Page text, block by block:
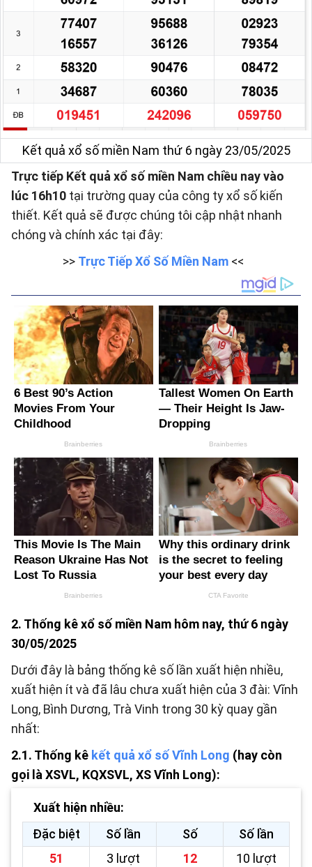
Kết quả xổ số miền Nam thứ 6 ngày 23/05/2025
Trực tiếp Kết quả xổ số miền Nam chiều nay vào
lúc 16h10 tại trường quay của công ty xổ số kiến
thiết. Kết quả sẽ được chúng tôi cập nhật nhanh
chóng và chính xác tại đây:
>> Trực Tiếp Xổ Số Miền Nam <<
2. Thống kê xổ số miền Nam hôm nay, thứ 6 ngày
30/05/2025
Dưới đây là bảng thống kê số lần xuất hiện nhiều,
xuất hiện ít và đã lâu chưa xuất hiện của 3 đài: Vĩnh
Long, Bình Dương, Trà Vinh trong 30 kỳ quay gần
nhất:
2.1. Thống kê kết quả xổ số Vĩnh Long (hay còn
gọi là XSVL, KQXSVL, XS Vĩnh Long):
Xuất hiện nhiều:
Đặc biệt
Số lần Số
Số lần
51
3 lượt 12
10 lượt